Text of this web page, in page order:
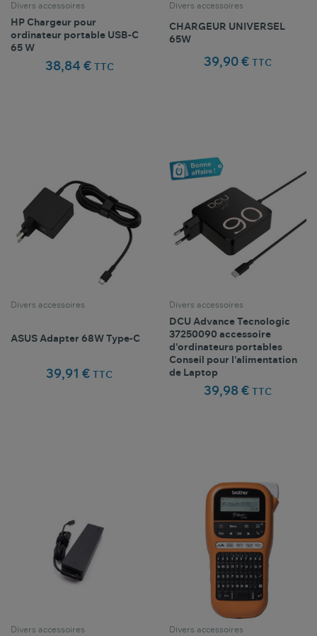
Divers accessoires
HP Chargeur pour
ordinateur portable USB-C
65 W
38,84 € TTC
Divers accessoires
CHARGEUR UNIVERSEL
65W
39,90 € TTC
Divers accessoires
ASUS Adapter 68W Type-C
39,91 € TTC
Divers accessoires
DCU Advance Tecnologic
37250090 accessoire
d'ordinateurs portables
Conseil pour l'alimentation
de Laptop
39,98 € TTC
Divers accessoires Divers accessoires